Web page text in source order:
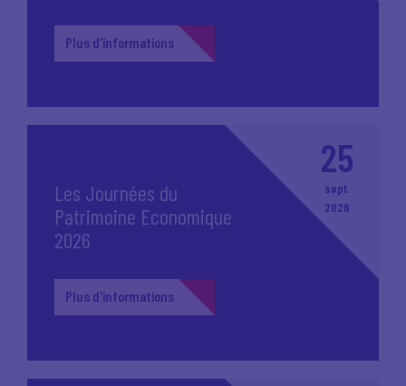
Plus d'informations
25
sept.
2026
Les Journées du
Patrimoine Economique
2026
Plus d'informations